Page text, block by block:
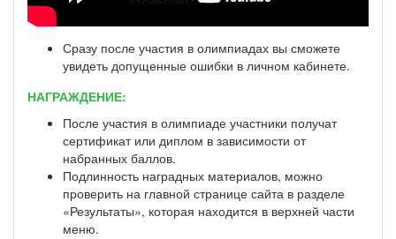
Сразу после участия в олимпиадах вы сможете
увидеть допущенные ошибки в личном кабинете.
НАГРАЖДЕНИЕ:
После участия в олимпиаде участники получат
сертификат или диплом в зависимости от
набранных баллов.
Подлинность наградных материалов, можно
проверить на главной странице сайта в разделе
«Результаты», которая находится в верхней части
меню.